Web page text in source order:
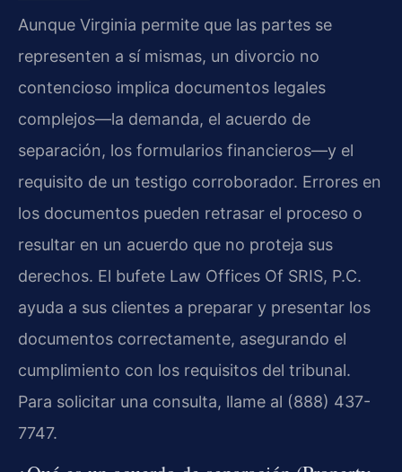
Aunque Virginia permite que las partes se
representen a sí mismas, un divorcio no
contencioso implica documentos legales
complejos—la demanda, el acuerdo de
separación, los formularios financieros—y el
requisito de un testigo corroborador. Errores en
los documentos pueden retrasar el proceso o
resultar en un acuerdo que no proteja sus
derechos. El bufete Law Offices Of SRIS, P.C.
ayuda a sus clientes a preparar y presentar los
documentos correctamente, asegurando el
cumplimiento con los requisitos del tribunal.
Para solicitar una consulta, llame al (888) 437-
7747.